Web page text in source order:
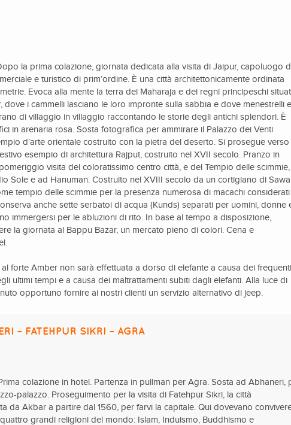
la prima colazione, giornata dedicata alla visita di Jaipur, capoluogo
e turistico di prim’ordine. È una città architettonicamente ordinata
Evoca alla mente la terra dei Maharaja e dei regni principeschi
dove i cammelli lasciano le loro impronte sulla sabbia e dove menestrelli e
di villaggio in villaggio raccontando le storie degli antichi splendori. È
in arenaria rosa. Sosta fotografica per ammirare il Palazzo dei Venti
d’arte orientale costruito con la pietra del deserto. Si prosegue verso
esempio di architettura Rajput, costruito nel XVII secolo. Pranzo in
visita del coloratissimo centro città, e del Tempio delle scimmie,
Sole e ad Hanuman. Costruito nel XVIII secolo da un cortigiano di
tempio delle scimmie per la presenza numerosa di macachi considerati
anche sette serbatoi di acqua (Kunds) separati per uomini, donne
immergersi per le abluzioni di rito. In base al tempo a disposizione,
la giornata al Bappu Bazar, un mercato pieno di colori. Cena e
al forte Amber non sarà effettuata a dorso di elefante a causa dei frequenti
ultimi tempi e a causa dei maltrattamenti subiti dagli elefanti. Alla luce di
opportuno fornire ai nostri clienti un servizio alternativo di jeep.
– FATEHPUR SIKRI – AGRA
colazione in hotel. Partenza in pullman per Agra. Sosta ad Abhaneri,
palazzo. Proseguimento per la visita di Fatehpur Sikri, la città
da Akbar a partire dal 1560, per farvi la capitale. Qui dovevano
grandi religioni del mondo: Islam, Induismo, Buddhismo e